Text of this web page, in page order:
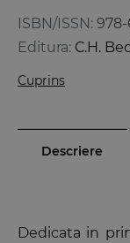
ISBN/ISSN:
Editura: C.H.
Cuprins
Descriere
Dedicata in